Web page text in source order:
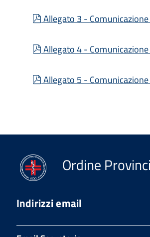
pdf
Allegato 3 -
pdf
Allegato 4 -
pdf
Allegato 5 -
Ordine
Indirizzi email